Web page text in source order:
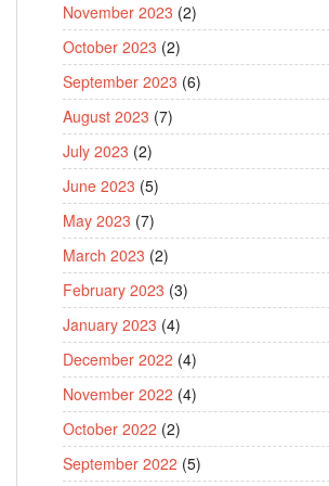
November 2023 (2)
October 2023 (2)
September 2023 (6)
August 2023 (7)
July 2023 (2)
June 2023 (5)
May 2023 (7)
March 2023 (2)
February 2023 (3)
January 2023 (4)
December 2022 (4)
November 2022 (4)
October 2022 (2)
September 2022 (5)